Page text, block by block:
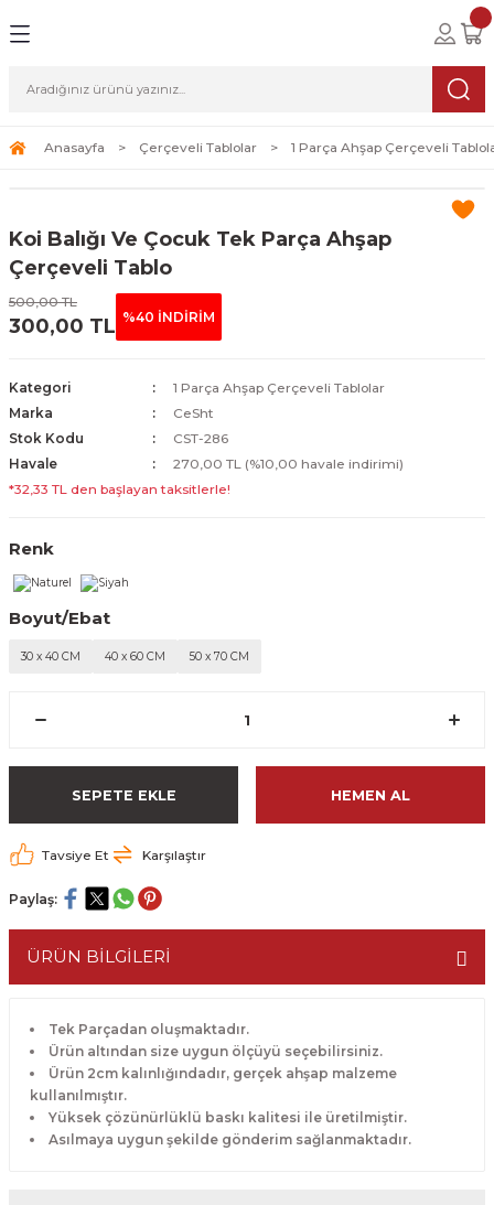
Tablolar
Tablolar
Sanat
Anasayfa Çerçeveli Tablolar 1 Parça Ahşap Çerçeveli
Koi Balığı Ve Çocuk Tek Parça Ahşap
Çerçeveli Tablo
500,00 TL
300,00 TL %40 İNDİRİM
Kategori
1 Parça Ahşap Çerçeveli Tablolar
Marka
CeSht
Stok Kodu
CST-286
Havale
270,00 TL (%10,00 havale indirimi)
*32,33 TL den başlayan taksitlerle!
Renk
Boyut/Ebat
30 x 40 CM 40 x 60 CM 50 x 70 CM
SEPETE EKLE HEMEN AL
Tavsiye Et Karşılaştır
Paylaş:
ÜRÜN BİLGİLERİ
Tek Parçadan oluşmaktadır.
Ürün altından size uygun ölçüyü seçebilirsiniz.
Ürün 2cm kalınlığındadır, gerçek ahşap malzeme
kullanılmıştır.
Yüksek çözünürlüklü baskı kalitesi ile üretilmiştir.
Asılmaya uygun şekilde gönderim sağlanmaktadır.